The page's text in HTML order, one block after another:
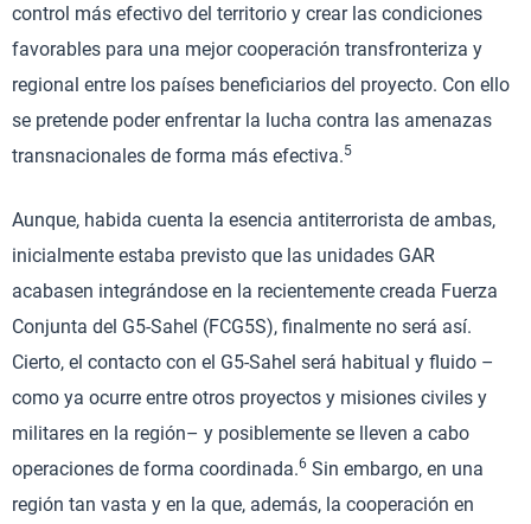
control más efectivo del territorio y crear las condiciones
favorables para una mejor cooperación transfronteriza y
regional entre los países beneficiarios del proyecto. Con ello
se pretende poder enfrentar la lucha contra las amenazas
transnacionales de forma más efectiva.5
Aunque, habida cuenta la esencia antiterrorista de ambas,
inicialmente estaba previsto que las unidades GAR
acabasen integrándose en la recientemente creada Fuerza
Conjunta del G5-Sahel (FCG5S), finalmente no será así.
Cierto, el contacto con el G5-Sahel será habitual y fluido –
como ya ocurre entre otros proyectos y misiones civiles y
militares en la región– y posiblemente se lleven a cabo
operaciones de forma coordinada.6 Sin embargo, en una
región tan vasta y en la que, además, la cooperación en